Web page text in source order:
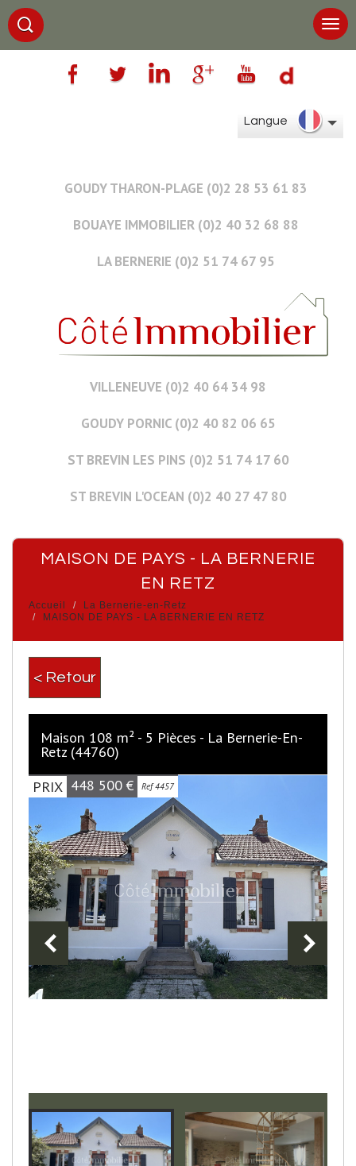
Langue
GOUDY THARON-PLAGE (0)2 28 53 61 83
BOUAYE IMMOBILIER (0)2 40 32 68 88
LA BERNERIE (0)2 51 74 67 95
VILLENEUVE (0)2 40 64 34 98
GOUDY PORNIC (0)2 40 82 06 65
ST BREVIN LES PINS (0)2 51 74 17 60
ST BREVIN L'OCEAN (0)2 40 27 47 80
MAISON DE PAYS - LA BERNERIE
EN RETZ
Accueil
La Bernerie-en-Retz
MAISON DE PAYS - LA BERNERIE EN RETZ
< Retour
Maison 108 m² - 5 Pièces - La Bernerie-En-
Retz (44760)
PRIX 448 500 € Ref 4457